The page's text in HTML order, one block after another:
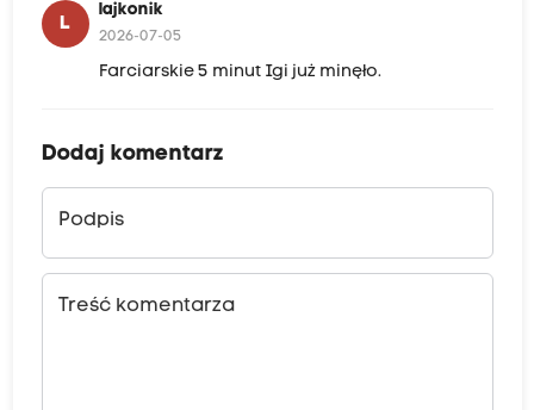
L
lajkonik
2026-07-05
Farciarskie 5 minut Igi już minęło.
Dodaj komentarz
Podpis
Treść komentarza